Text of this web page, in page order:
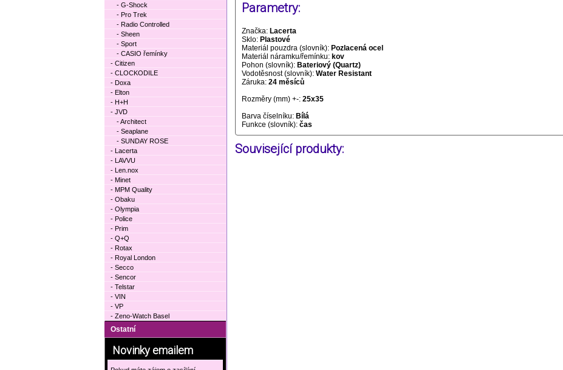
Parametry:
Značka: Lacerta
Sklo: Plastové
Materiál pouzdra (slovník): Pozlacená ocel
Materiál náramku/řemínku: kov
Pohon (slovník): Bateriový (Quartz)
Vodotěsnost (slovník): Water Resistant
Záruka: 24 měsíců
Rozměry (mm) +-: 25x35
Barva číselníku: Bílá
Funkce (slovník): čas
Související produkty:
- G-Shock
- Pro Trek
- Radio Controlled
- Sheen
- Sport
- CASIO řemínky
- Citizen
- CLOCKODILE
- Doxa
- Elton
- H+H
- JVD
- Architect
- Seaplane
- SUNDAY ROSE
- Lacerta
- LAVVU
- Len.nox
- Minet
- MPM Quality
- Obaku
- Olympia
- Police
- Prim
- Q+Q
- Rotax
- Royal London
- Secco
- Sencor
- Telstar
- VIN
- VP
- Zeno-Watch Basel
Ostatní
Novinky emailem